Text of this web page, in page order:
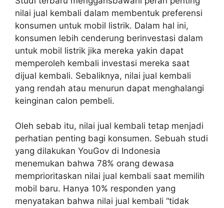
nilai jual kembali dalam membentuk preferensi
konsumen untuk mobil listrik. Dalam hal ini,
konsumen lebih cenderung berinvestasi dalam
untuk mobil listrik jika mereka yakin dapat
memperoleh kembali investasi mereka saat
dijual kembali. Sebaliknya, nilai jual kembali
yang rendah atau menurun dapat menghalangi
keinginan calon pembeli.
Oleh sebab itu, nilai jual kembali tetap menjadi
perhatian penting bagi konsumen. Sebuah studi
yang dilakukan YouGov di Indonesia
menemukan bahwa 78% orang dewasa
memprioritaskan nilai jual kembali saat memilih
mobil baru. Hanya 10% responden yang
menyatakan bahwa nilai jual kembali “tidak